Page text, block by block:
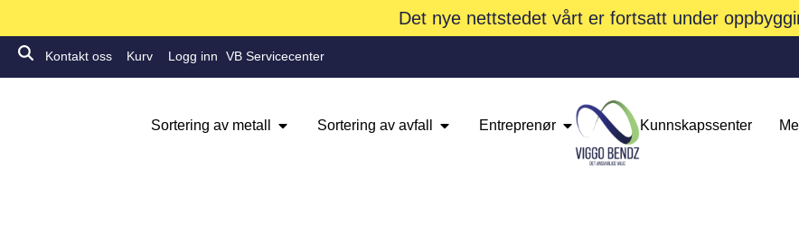
Det nye nettstedet vårt er fortsatt under
Kontakt oss Kurv Logg inn VB Servicecenter
Sortering av metall Sortering av avfall Entreprenør Kunnskapssenter